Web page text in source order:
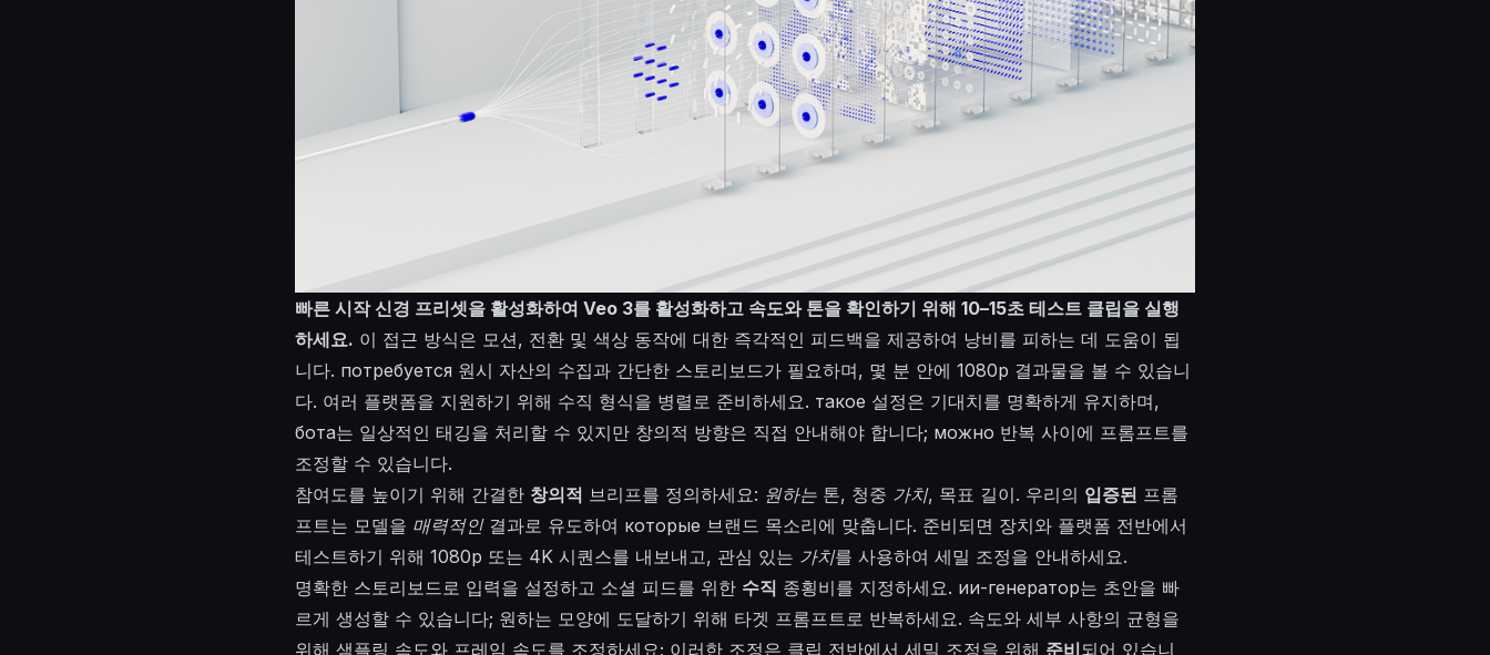
빠른 시작 신경 프리셋을 활성화하여 Veo 3를 활성화하고 속도와 톤을 확인하기 위해 10–15초 테스트 클립을 실행
하세요. 이 접근 방식은 모션, 전환 및 색상 동작에 대한 즉각적인 피드백을 제공하여 낭비를 피하는 데 도움이 됩
니다. потребуется 원시 자산의 수집과 간단한 스토리보드가 필요하며, 몇 분 안에 1080p 결과물을 볼 수 있습니
다. 여러 플랫폼을 지원하기 위해 수직 형식을 병렬로 준비하세요. такое 설정은 기대치를 명확하게 유지하며,
бота는 일상적인 태깅을 처리할 수 있지만 창의적 방향은 직접 안내해야 합니다; можно 반복 사이에 프롬프트를
조정할 수 있습니다.
참여도를 높이기 위해 간결한 창의적 브리프를 정의하세요: 원하는 톤, 청중 가치, 목표 길이. 우리의 입증된 프롬
프트는 모델을 매력적인결과로 유도하여 которые 브랜드 목소리에 맞춥니다. 준비되면 장치와 플랫폼 전반에서
테스트하기 위해 1080p 또는 4K 시퀀스를 내보내고, 관심 있는 가치를 사용하여 세밀 조정을 안내하세요.
명확한 스토리보드로 입력을 설정하고 소셜 피드를 위한 수직 종횡비를 지정하세요. ии-генератор는 초안을 빠
르게 생성할 수 있습니다; 원하는 모양에 도달하기 위해 타겟 프롬프트로 반복하세요. 속도와 세부 사항의 균형을
위해 샘플링 속도와 프레임 속도를 조정하세요; 이러한 조정은 클립 전반에서 세밀 조정을 위해 준비되어 있습니